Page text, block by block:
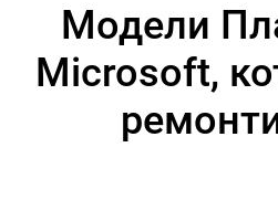
Модели
Microsoft,